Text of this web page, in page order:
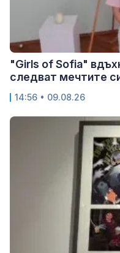
"Girls of Sofia"
следват мечтите
14:56 • 09.08.26